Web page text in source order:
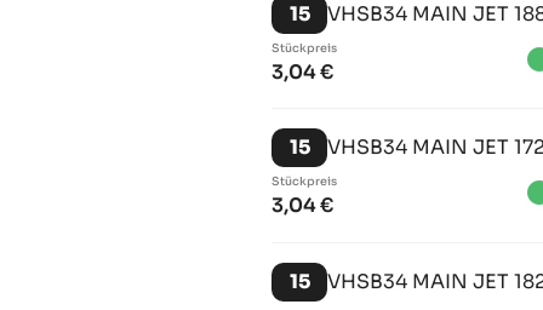
15 VHSB34 MAIN JET
Stückpreis
3,04 €
15 VHSB34 MAIN JET 172
Stückpreis
3,04 €
15 VHSB34 MAIN JET